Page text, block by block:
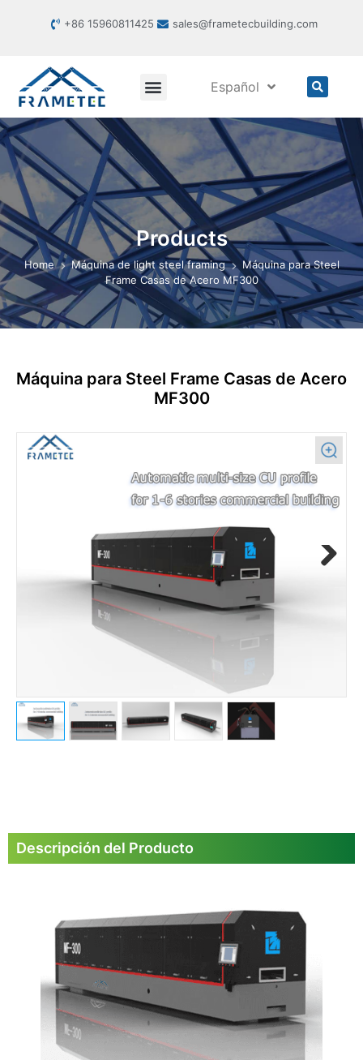
+86 15960811425 sales@frametecbuilding.com
Español
Products
Home Máquina de light steel framing
Máquina para Steel
Frame Casas de Acero MF300
Máquina para Steel Frame Casas de Acero
MF300
Previous
Descripción del Producto